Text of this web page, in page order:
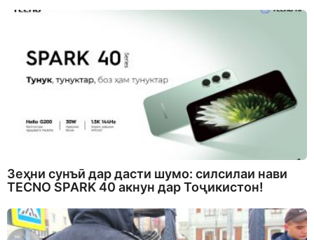
Зеҳни сунъӣ дар дасти шумо: силсилаи нави
TECNO SPARK 40 акнун дар Тоҷикистон!